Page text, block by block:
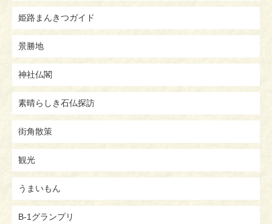
姫路まんきつガイド
景勝地
神社仏閣
素晴らしき石仏探訪
街角散策
観光
うまいもん
B-1グランプリ